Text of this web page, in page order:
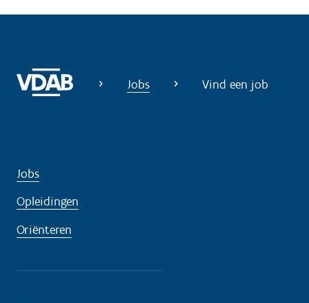
Jobs Vind een job
Jobs
Opleidingen
Oriënteren